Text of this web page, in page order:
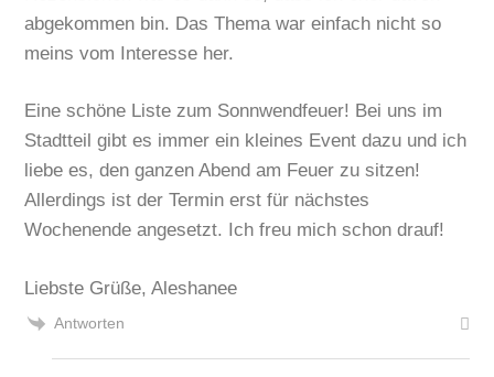
abgekommen bin. Das Thema war einfach nicht so
meins vom Interesse her.
Eine schöne Liste zum Sonnwendfeuer! Bei uns im
Stadtteil gibt es immer ein kleines Event dazu und ich
liebe es, den ganzen Abend am Feuer zu sitzen!
Allerdings ist der Termin erst für nächstes
Wochenende angesetzt. Ich freu mich schon drauf!
Liebste Grüße, Aleshanee
Antworten